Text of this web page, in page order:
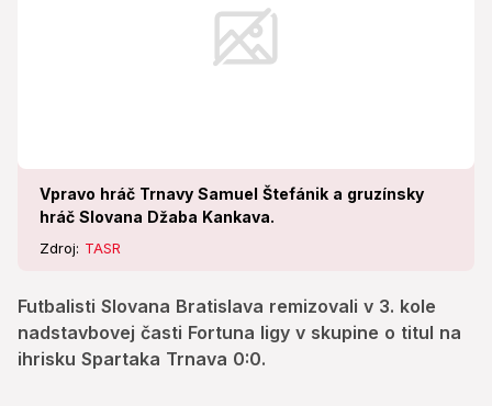
Vpravo hráč Trnavy Samuel Štefánik a gruzínsky
hráč Slovana Džaba Kankava.
Zdroj: TASR
Futbalisti Slovana Bratislava remizovali v 3. kole
nadstavbovej časti Fortuna ligy v skupine o titul na
ihrisku Spartaka Trnava 0:0.